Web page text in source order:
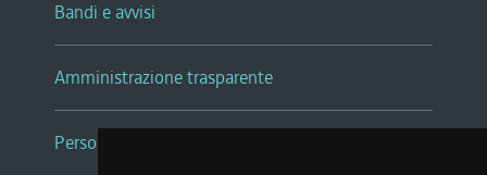
Bandi e avvisi
Amministrazione trasparente
Persone e Uffici